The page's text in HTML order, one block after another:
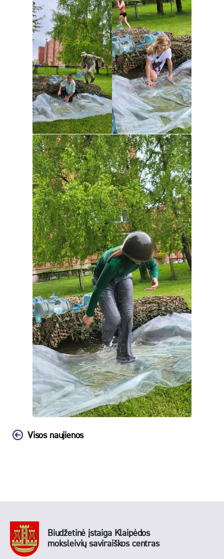
Visos naujienos
Biudžetinė įstaiga Klaipėdos
moksleivių saviraiškos centras